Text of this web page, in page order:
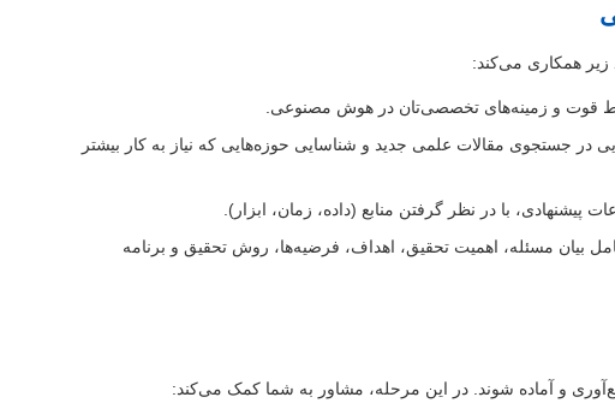
همکاری می‌کند:
قوت و زمینه‌های تخصصی‌تان در هوش مصنوعی.
در جستجوی مقالات علمی جدید و شناسایی حوزه‌هایی که نیاز به کار بیشتر
پیشنهادی، با در نظر گرفتن منابع (داده، زمان، ابزار).
بیان مسئله، اهمیت تحقیق، اهداف، فرضیه‌ها، روش تحقیق و برنامه
و آماده شوند. در این مرحله، مشاور به شما کمک می‌کند: